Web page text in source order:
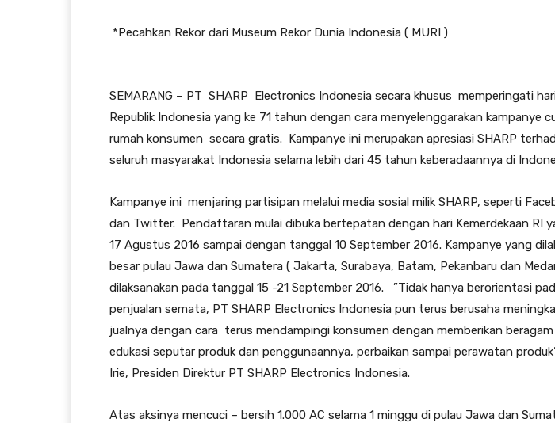
*Pecahkan Rekor dari Museum Rekor Dunia Indonesia ( MURI )
SEMARANG – PT SHARP Electronics Indonesia secara khusus memperingati
Republik Indonesia yang ke 71 tahun dengan cara menyelenggarakan kampanye
rumah konsumen secara gratis. Kampanye ini merupakan apresiasi SHARP
seluruh masyarakat Indonesia selama lebih dari 45 tahun keberadaannya di
Kampanye ini menjaring partisipan melalui media sosial milik SHARP, seperti
dan Twitter. Pendaftaran mulai dibuka bertepatan dengan hari Kemerdekaan RI
17 Agustus 2016 sampai dengan tanggal 10 September 2016. Kampanye yang
besar pulau Jawa dan Sumatera ( Jakarta, Surabaya, Batam, Pekanbaru dan
dilaksanakan pada tanggal 15 -21 September 2016. ”Tidak hanya berorientasi
penjualan semata, PT SHARP Electronics Indonesia pun terus berusaha
jualnya dengan cara terus mendampingi konsumen dengan memberikan
edukasi seputar produk dan penggunaannya, perbaikan sampai perawatan
Irie, Presiden Direktur PT SHARP Electronics Indonesia.
Atas aksinya mencuci – bersih 1.000 AC selama 1 minggu di pulau Jawa dan